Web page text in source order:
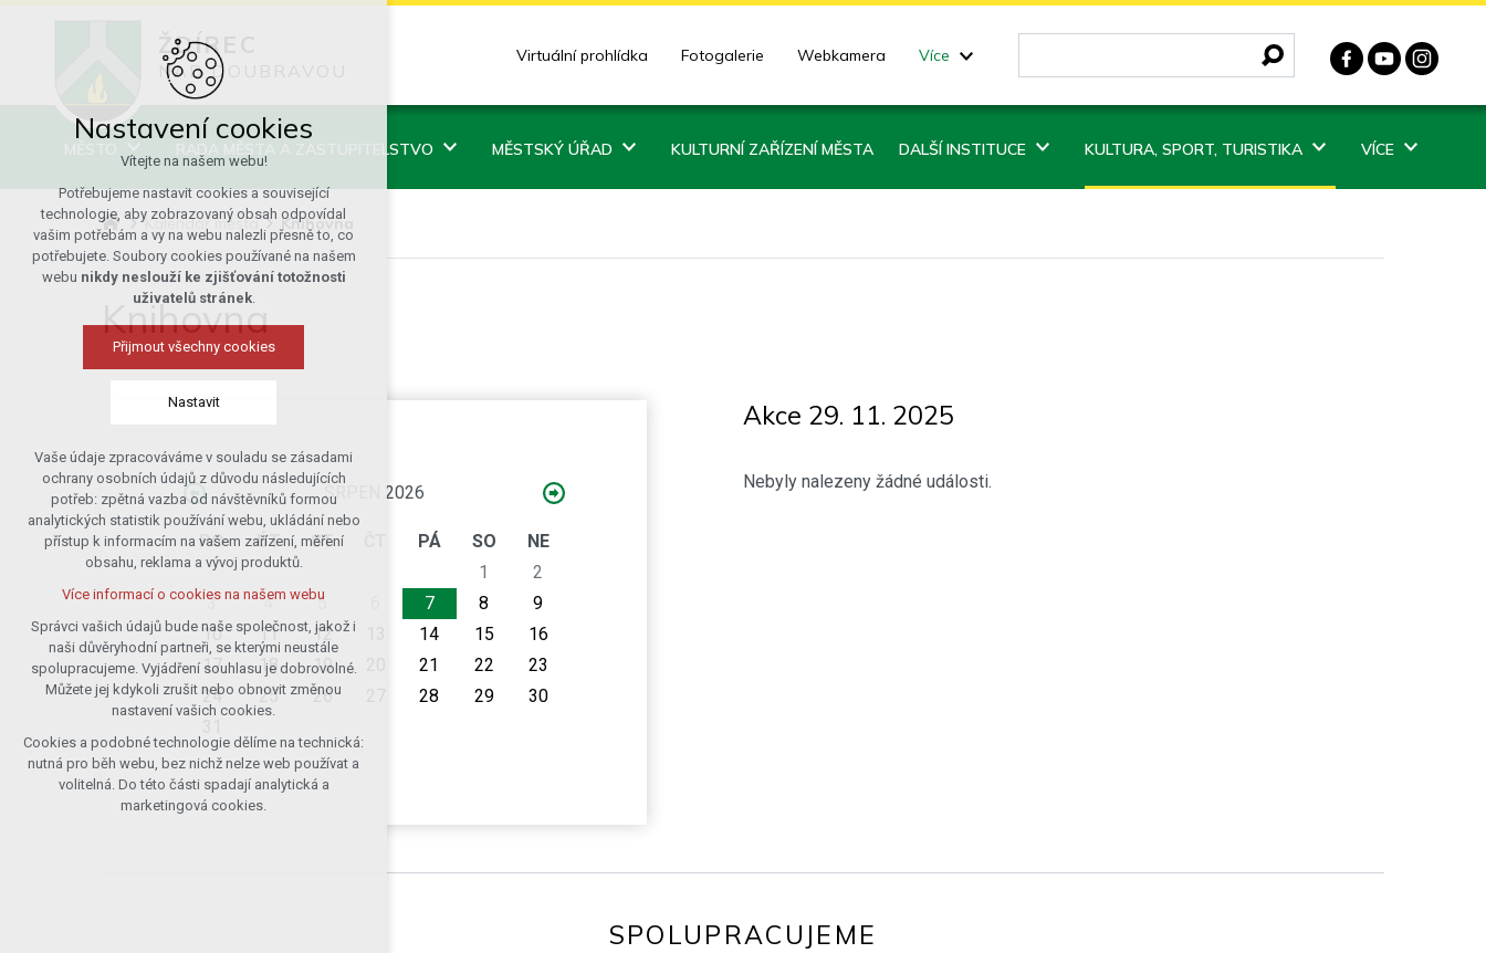
ŽDÍREC
NAD DOUBRAVOU
Virtuální prohlídka Fotogalerie Webkamera Více
RADA MĚSTA A ZASTUPITELSTVO MĚSTSKÝ ÚŘAD KULTURNÍ ZAŘÍZENÍ MĚSTA DALŠÍ INSTITUCE KULTURA, SPORT, TURISTIKA VÍCE
Kalendář města Knihovna
Knihovna
SRPEN 2026
PO ÚT ST PÁ SO
NE
1
2
3
4 5 7 8
9
10
11 12 14 15
16
17
18 19 21 22
23
24
25 26 28 29
30
Akce 29. 11. 2025
Nebyly nalezeny žádné události.
SPOLUPRACUJEME
Nastavení cookies
Vítejte na našem webu!
Potřebujeme nastavit cookies a související
technologie, aby zobrazovaný obsah odpovídal
vašim potřebám a vy na webu nalezli přesně to, co
potřebujete. Soubory cookies používané na našem
webu nikdy neslouží ke zjišťování totožnosti
uživatelů stránek.
Přijmout všechny cookies
Nastavit
Technická cookies
nutná pro provozování webu
udržení kontextu stránek (session):
případná přihlášení, volby jazyka, apod.
Volitelná cookies
analytická pro anonymizované
vyhodnocení návštěvnosti
marketingová cookies (Google)
Více informací o cookies na našem webu
Přijmout všechny cookies
Odmítnout vše
Vaše údaje zpracováváme v souladu se zásadami
ochrany osobních údajů z důvodu následujících
potřeb: zpětná vazba od návštěvníků formou
analytických statistik používání webu, ukládání nebo
přístup k informacím na vašem zařízení, měření
obsahu, reklama a vývoj produktů.
Více informací o cookies na našem webu
Správci vašich údajů bude naše společnost, jakož i
naši důvěryhodní partneři, se kterými neustále
spolupracujeme. Vyjádření souhlasu je dobrovolné.
Můžete jej kdykoli zrušit nebo obnovit změnou
nastavení vašich cookies.
Cookies a podobné technologie dělíme na technická:
nutná pro běh webu, bez nichž nelze web používat a
volitelná. Do této části spadají analytická a
marketingová cookies.